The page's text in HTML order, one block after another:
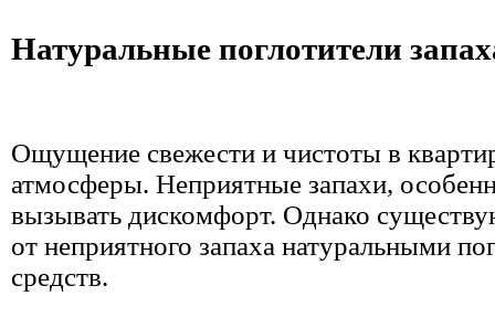
Натуральные поглотители
Ощущение свежести и чистоты в
атмосферы. Неприятные запахи,
вызывать дискомфорт. Однако
от неприятного запаха натуральными
средств.